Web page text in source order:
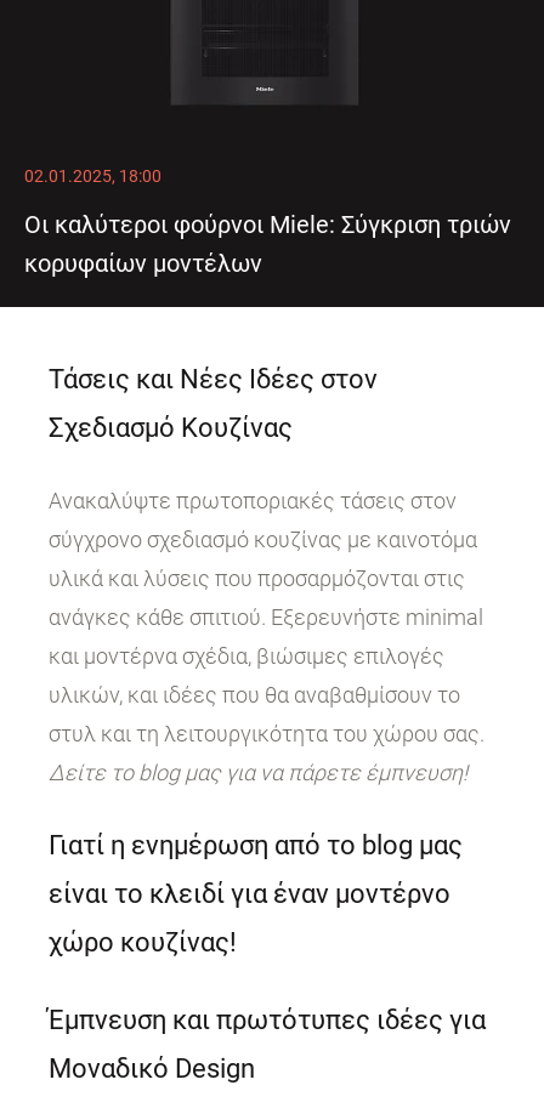
02.01.2025, 18:00
Οι καλύτεροι φούρνοι Miele: Σύγκριση τριών
κορυφαίων μοντέλων
Τάσεις και Νέες Ιδέες στον
Σχεδιασμό Κουζίνας
Ανακαλύψτε πρωτοποριακές τάσεις στον
σύγχρονο σχεδιασμό κουζίνας με καινοτόμα
υλικά και λύσεις που προσαρμόζονται στις
ανάγκες κάθε σπιτιού. Εξερευνήστε minimal
και μοντέρνα σχέδια, βιώσιμες επιλογές
υλικών, και ιδέες που θα αναβαθμίσουν το
στυλ και τη λειτουργικότητα του χώρου σας.
Δείτε το blog μας για να πάρετε έμπνευση!
Γιατί η ενημέρωση από το blog μας
είναι το κλειδί για έναν μοντέρνο
χώρο κουζίνας!
Έμπνευση και πρωτότυπες ιδέες για
Μοναδικό Design